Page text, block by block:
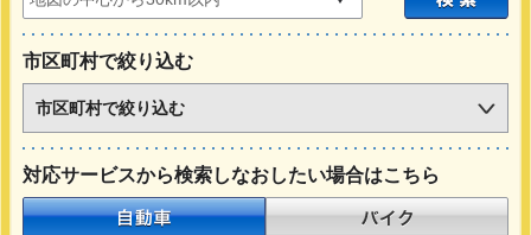
市区町村で絞り込む
市区町村で絞り込む
対応サービスから検索しなおしたい場合はこちら
自動車